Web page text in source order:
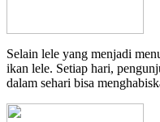
Selain lele yang menjadi
ikan lele. Setiap hari,
dalam sehari bisa